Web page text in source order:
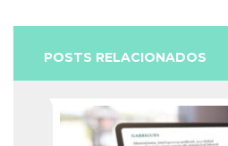
POSTS RELACIONADOS